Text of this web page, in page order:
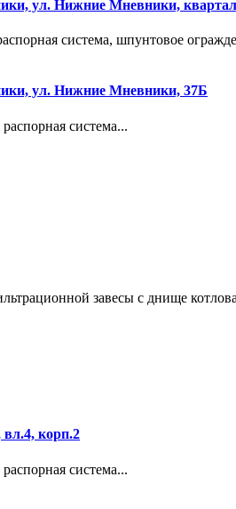
ул. Нижние Мневники,
система, шпунтовое
ул. Нижние Мневники, 37Б
система...
завесы с днище
корп.2
система...